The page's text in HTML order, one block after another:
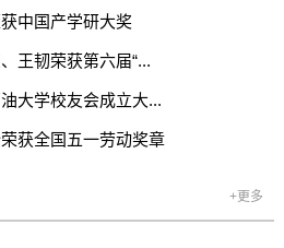
中国产学研大奖
王韧荣获第六届“...
大学校友会成立大...
获全国五一劳动奖章
+更多